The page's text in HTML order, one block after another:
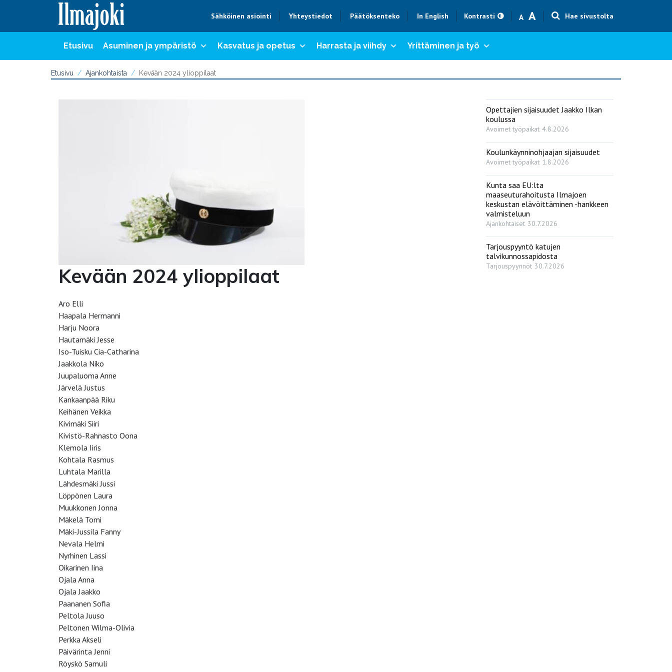
Sähköinen asiointi Yhteystiedot Päätöksenteko In English Kontrasti A
Text size smaller
AText size bigger
Hae sivustolta
Etusivu Asuminen ja ympäristö Kasvatus ja opetus Harrasta ja viihdy Yrittäminen ja työ
Etusivu Ajankohtaista Kevään 2024 ylioppilaat
Kevään 2024 ylioppilaat
Aro Elli
Haapala Hermanni
Harju Noora
Hautamäki Jesse
Iso-Tuisku Cia-Catharina
Jaakkola Niko
Juupaluoma Anne
Järvelä Justus
Kankaanpää Riku
Keihänen Veikka
Kivimäki Siiri
Kivistö-Rahnasto Oona
Klemola Iiris
Kohtala Rasmus
Luhtala Marilla
Lähdesmäki Jussi
Löppönen Laura
Muukkonen Jonna
Mäkelä Tomi
Mäki-Jussila Fanny
Nevala Helmi
Nyrhinen Lassi
Oikarinen Iina
Ojala Anna
Ojala Jaakko
Paananen Sofia
Peltola Juuso
Peltonen Wilma-Olivia
Perkka Akseli
Päivärinta Jenni
Röyskö Samuli
Opettajien sijaisuudet Jaakko Ilkan
koulussa
Avoimet työpaikat 4.8.2026
Koulunkäynninohjaajan sijaisuudet
Avoimet työpaikat 1.8.2026
Kunta saa EU:lta
maaseuturahoitusta Ilmajoen
keskustan elävöittäminen -hankkeen
valmisteluun
Ajankohtaiset 30.7.2026
Tarjouspyyntö katujen
talvikunnossapidosta
Tarjouspyynnöt 30.7.2026